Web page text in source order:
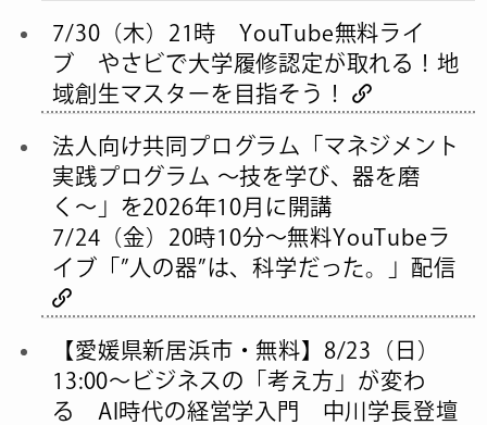
7/30（木）21時 YouTube無料ライ
ブ やさビで大学履修認定が取れる！地
域創生マスターを目指そう！
法人向け共同プログラム「マネジメント
実践プログラム 〜技を学び、器を磨
く〜」を2026年10月に開講
7/24（金）20時10分～無料YouTubeラ
イブ「”人の器”は、科学だった。」配信
【愛媛県新居浜市・無料】8/23（日）
13:00〜ビジネスの「考え方」が変わ
る AI時代の経営学入門 中川学長登壇